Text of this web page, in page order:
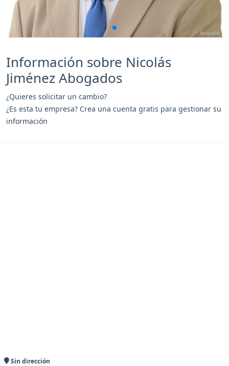
Información sobre Nicolás
Jiménez Abogados
¿Quieres solicitar un cambio?
¿Es esta tu empresa? Crea una cuenta gratis para gestionar su
información
Sin dirección